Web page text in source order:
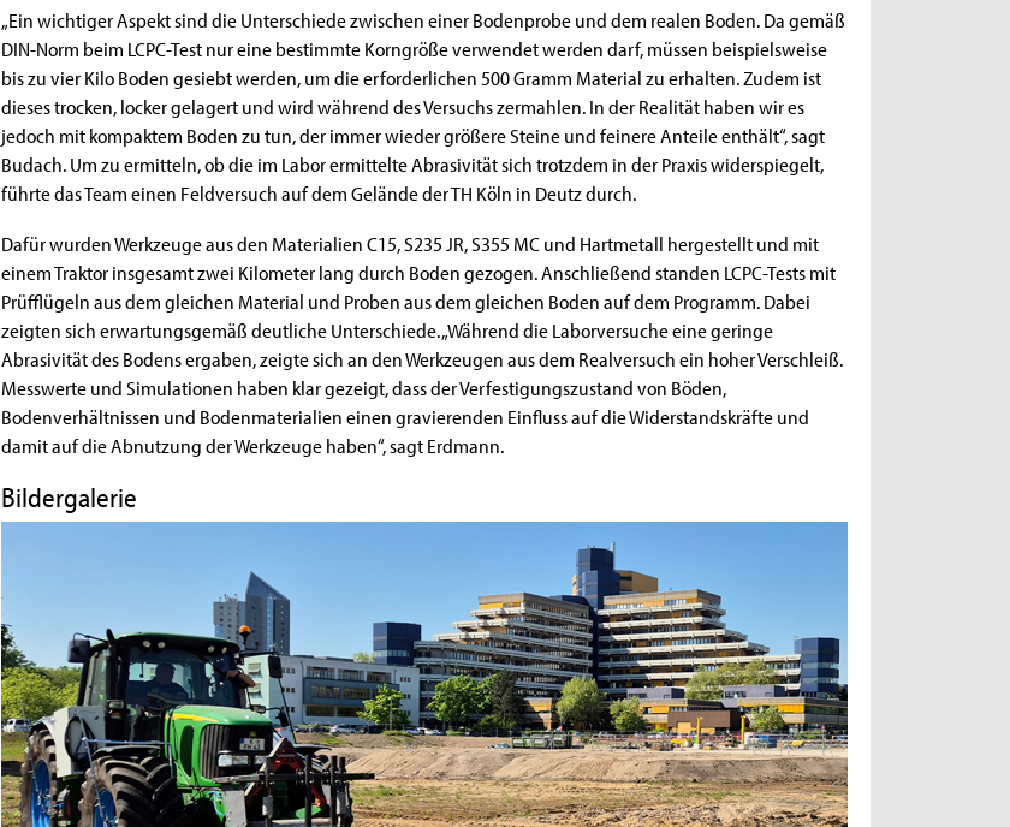
„Ein wichtiger Aspekt sind die Unterschiede zwischen einer Bodenprobe und dem realen Boden. Da gemäß
DIN-Norm beim LCPC-Test nur eine bestimmte Korngröße verwendet werden darf, müssen beispielsweise
bis zu vier Kilo Boden gesiebt werden, um die erforderlichen 500 Gramm Material zu erhalten. Zudem ist
dieses trocken, locker gelagert und wird während des Versuchs zermahlen. In der Realität haben wir es
jedoch mit kompaktem Boden zu tun, der immer wieder größere Steine und feinere Anteile enthält“, sagt
Budach. Um zu ermitteln, ob die im Labor ermittelte Abrasivität sich trotzdem in der Praxis widerspiegelt,
führte das Team einen Feldversuch auf dem Gelände der TH Köln in Deutz durch.
Dafür wurden Werkzeuge aus den Materialien C15, S235 JR, S355 MC und Hartmetall hergestellt und mit
einem Traktor insgesamt zwei Kilometer lang durch Boden gezogen. Anschließend standen LCPC-Tests mit
Prüfflügeln aus dem gleichen Material und Proben aus dem gleichen Boden auf dem Programm. Dabei
zeigten sich erwartungsgemäß deutliche Unterschiede. „Während die Laborversuche eine geringe
Abrasivität des Bodens ergaben, zeigte sich an den Werkzeugen aus dem Realversuch ein hoher Verschleiß.
Messwerte und Simulationen haben klar gezeigt, dass der Verfestigungszustand von Böden,
Bodenverhältnissen und Bodenmaterialien einen gravierenden Einfluss auf die Widerstandskräfte und
damit auf die Abnutzung der Werkzeuge haben“, sagt Erdmann.
Bildergalerie